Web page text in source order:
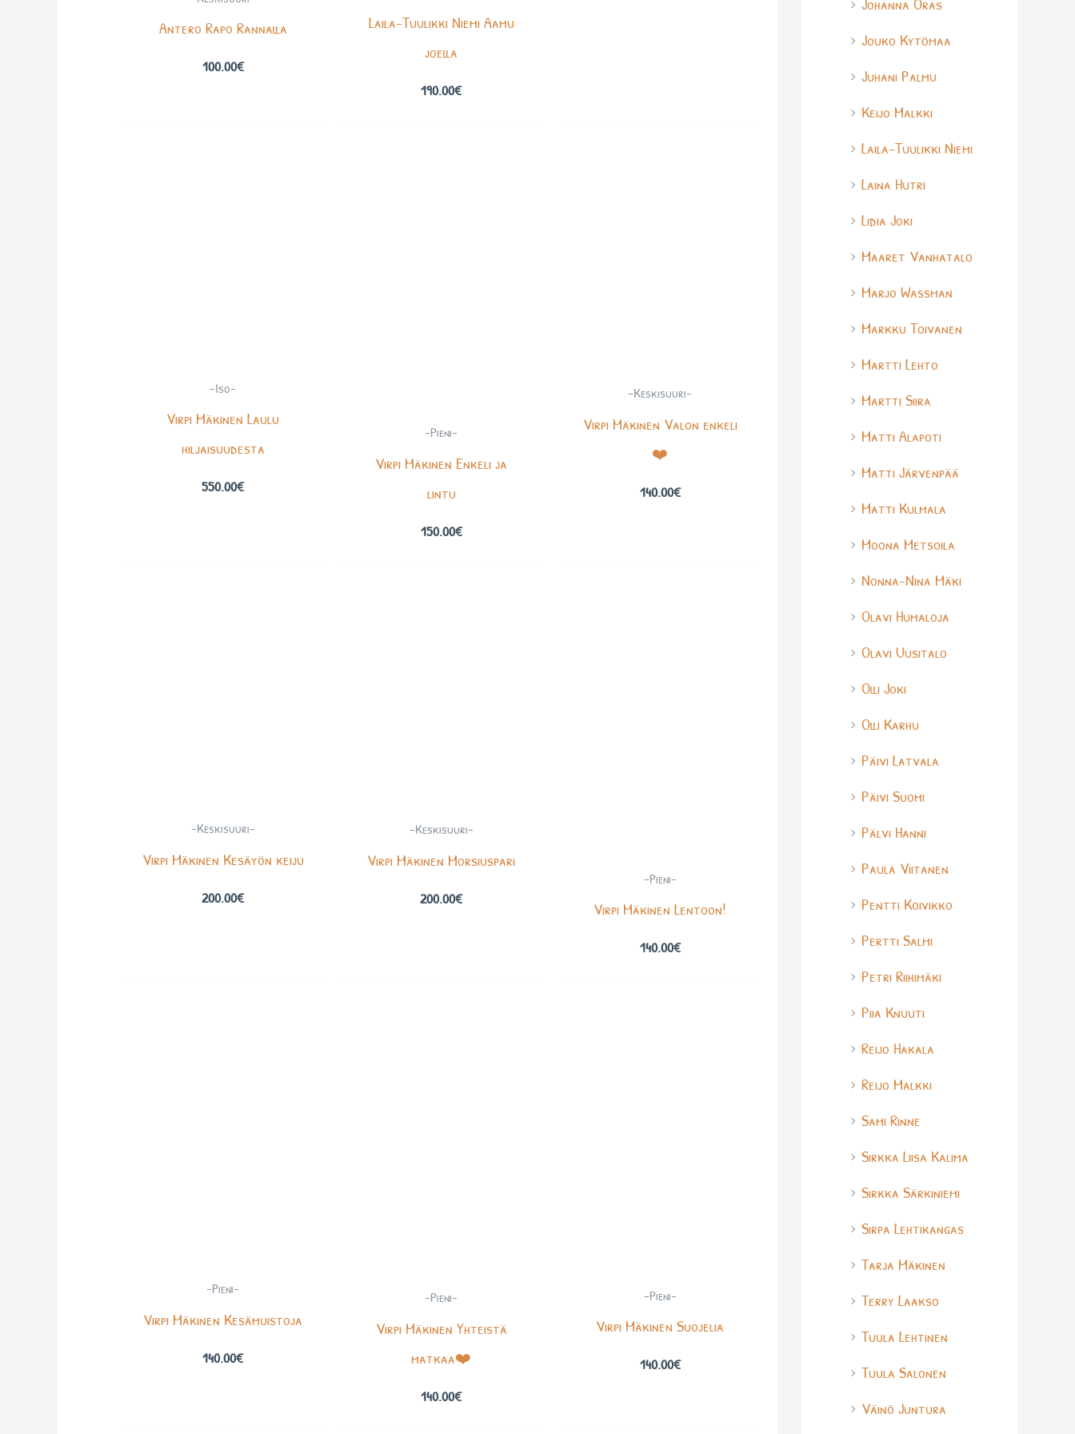
Antero Rapo Rannalla
100.00€
Laila-Tuulikki Niemi Aamu
joella
190.00€
-Iso-
Virpi Mäkinen Laulu
hiljaisuudesta
550.00€
-Pieni-
Virpi Mäkinen Enkeli ja
lintu
150.00€
-Keskisuuri-
Virpi Mäkinen Valon enkeli
❤️
140.00€
-Keskisuuri-
Virpi Mäkinen Kesäyön keiju
200.00€
-Keskisuuri-
Virpi Mäkinen Morsiuspari
200.00€
-Pieni-
Virpi Mäkinen Lentoon!
140.00€
-Pieni-
Virpi Mäkinen Kesämuistoja
140.00€
-Pieni-
Virpi Mäkinen Yhteistä
matkaa❤️
140.00€
-Pieni-
Virpi Mäkinen Suojelia
140.00€
Jouko Kytömaa
Juhani Palmu
Keijo Malkki
Laila-Tuulikki Niemi
Laina Hutri
Lidia Joki
Maaret Vanhatalo
Marjo Wassman
Markku Toivanen
Martti Lehto
Martti Siira
Matti Alapoti
Matti Järvenpää
Matti Kulmala
Moona Metsoila
Nonna-Nina Mäki
Olavi Humaloja
Olavi Uusitalo
Olli Joki
Olli Karhu
Päivi Latvala
Päivi Suomi
Pälvi Hanni
Paula Viitanen
Pentti Koivikko
Pertti Salmi
Petri Riihimäki
Piia Knuuti
Reijo Hakala
Reijo Malkki
Sami Rinne
Sirkka Liisa Kalima
Sirkka Särkiniemi
Sirpa Lehtikangas
Tarja Mäkinen
Terry Laakso
Tuula Lehtinen
Tuula Salonen
Väinö Juntura